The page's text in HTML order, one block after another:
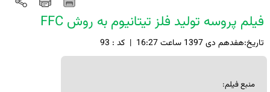
فیلم پروسه تولید فلز تیتانیوم به روش FFC
تاريخ:هفدهم دی 1397 ساعت 16:27 | کد : 93
منبع فیلم: